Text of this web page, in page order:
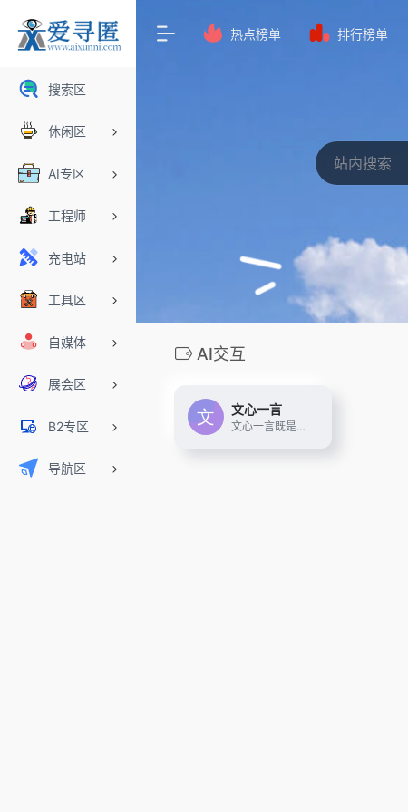
搜索区
休闲区
AI专区
工程师
充电站
工具区
自媒体
展会区
B2专区
导航区
热点榜单 排行榜单
AI交互
文心一言
文心一言既是你的智能伙伴，可以陪你聊天、回答问题、画图识图；也是你的AI助手，可以提供灵感、撰写文案、阅读文档、智能翻译，帮你高效完成工作和学习任务。